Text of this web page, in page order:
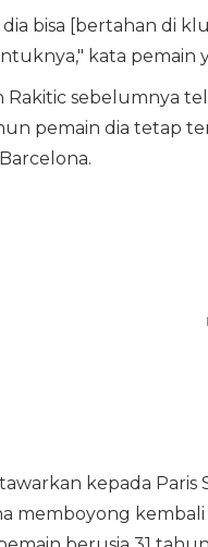
dia bisa [bertahan di
kata pemain
Rakitic sebelumnya
pemain dia tetap
kepada
memboyong